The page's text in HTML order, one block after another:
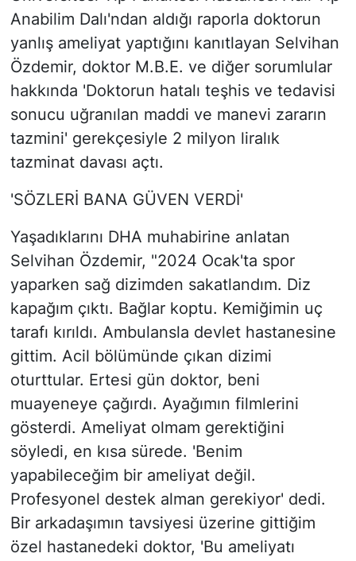
Anabilim Dalı'ndan aldığı raporla doktorun
yanlış ameliyat yaptığını kanıtlayan Selvihan
Özdemir, doktor M.B.E. ve diğer sorumlular
hakkında 'Doktorun hatalı teşhis ve tedavisi
sonucu uğranılan maddi ve manevi zararın
tazmini' gerekçesiyle 2 milyon liralık
tazminat davası açtı.
'SÖZLERİ BANA GÜVEN VERDİ'
Yaşadıklarını DHA muhabirine anlatan
Selvihan Özdemir, "2024 Ocak'ta spor
yaparken sağ dizimden sakatlandım. Diz
kapağım çıktı. Bağlar koptu. Kemiğimin uç
tarafı kırıldı. Ambulansla devlet hastanesine
gittim. Acil bölümünde çıkan dizimi
oturttular. Ertesi gün doktor, beni
muayeneye çağırdı. Ayağımın filmlerini
gösterdi. Ameliyat olmam gerektiğini
söyledi, en kısa sürede. 'Benim
yapabileceğim bir ameliyat değil.
Profesyonel destek alman gerekiyor' dedi.
Bir arkadaşımın tavsiyesi üzerine gittiğim
özel hastanedeki doktor, 'Bu ameliyatı